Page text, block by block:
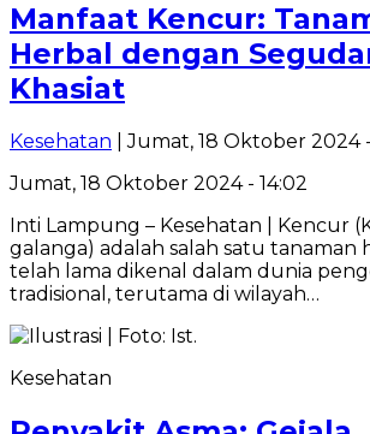
Manfaat Kencur:
Herbal dengan
Khasiat
Kesehatan | Jumat, 18 Oktober 2024
Jumat, 18 Oktober 2024 - 14:02
Inti Lampung – Kesehatan | Kencur
galanga) adalah salah satu tanaman
telah lama dikenal dalam dunia
tradisional, terutama di wilayah…
Kesehatan